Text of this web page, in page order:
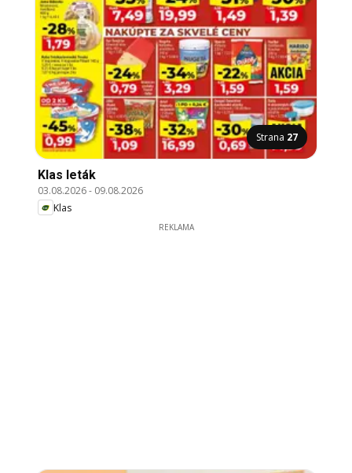
Strana 27
Klas leták
03.08.2026- 09.08.2026
Klas
REKLAMA